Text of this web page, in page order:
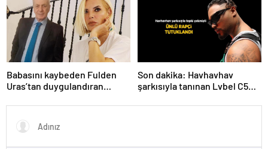
Babasını kaybeden Fulden
Uras’tan duygulandıran
Son dakika: Havhavhav
şarkısıyla tanınan Lvbel C5